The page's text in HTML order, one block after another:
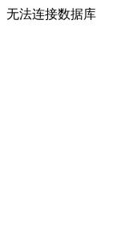
无法连接数据库